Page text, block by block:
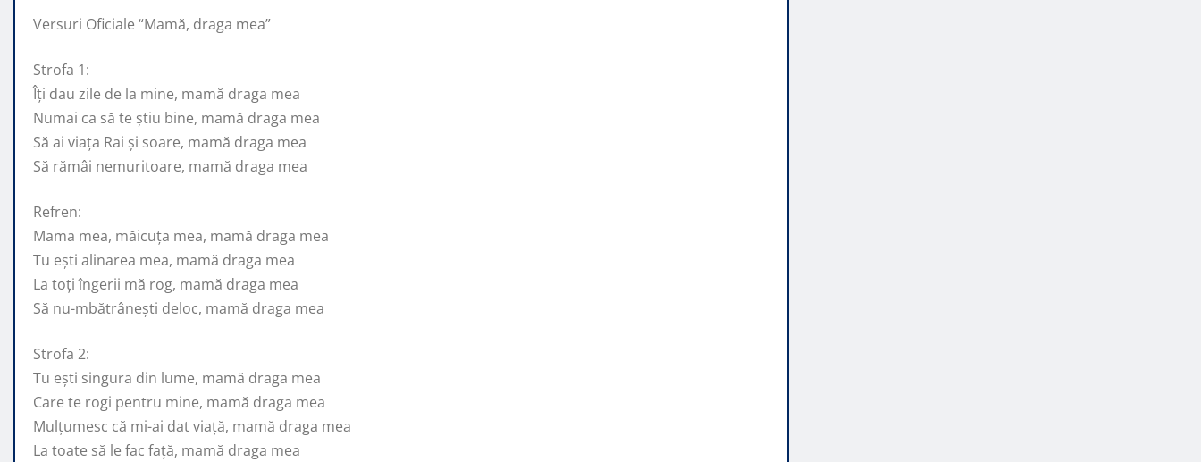
Versuri Oficiale “Mamă, draga mea”
Strofa 1:
Îți dau zile de la mine, mamă draga mea
Numai ca să te știu bine, mamă draga mea
Să ai viața Rai și soare, mamă draga mea
Să rămâi nemuritoare, mamă draga mea
Refren:
Mama mea, măicuța mea, mamă draga mea
Tu ești alinarea mea, mamă draga mea
La toți îngerii mă rog, mamă draga mea
Să nu-mbătrânești deloc, mamă draga mea
Strofa 2:
Tu ești singura din lume, mamă draga mea
Care te rogi pentru mine, mamă draga mea
Mulțumesc că mi-ai dat viață, mamă draga mea
La toate să le fac față, mamă draga mea